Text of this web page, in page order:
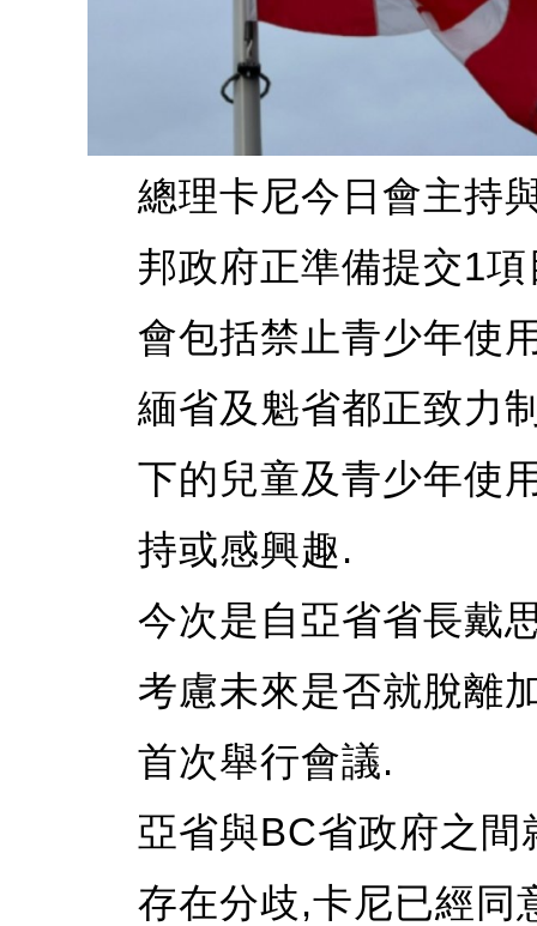
總理卡尼今日會主持
邦政府正準備提交1
會包括禁止青少年使
緬省及魁省都正致力
下的兒童及青少年使
持或感興趣.
今次是自亞省省長戴
考慮未來是否就脫離
首次舉行會議.
亞省與BC省政府之
存在分歧,卡尼已經同